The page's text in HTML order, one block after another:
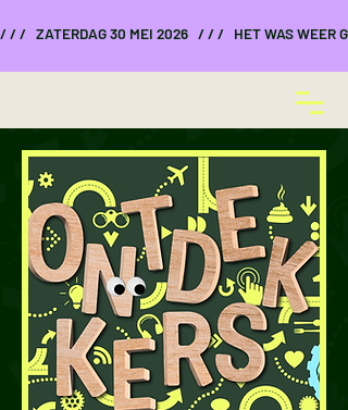
/ / /   ZATERDAG 30 MEI 2026   / / /   HET WAS WEER